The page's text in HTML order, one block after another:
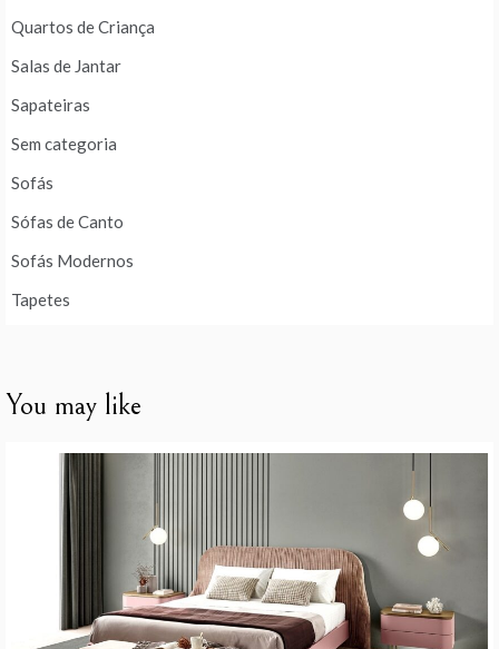
Quartos de Criança
Salas de Jantar
Sapateiras
Sem categoria
Sofás
Sófas de Canto
Sofás Modernos
Tapetes
You may like